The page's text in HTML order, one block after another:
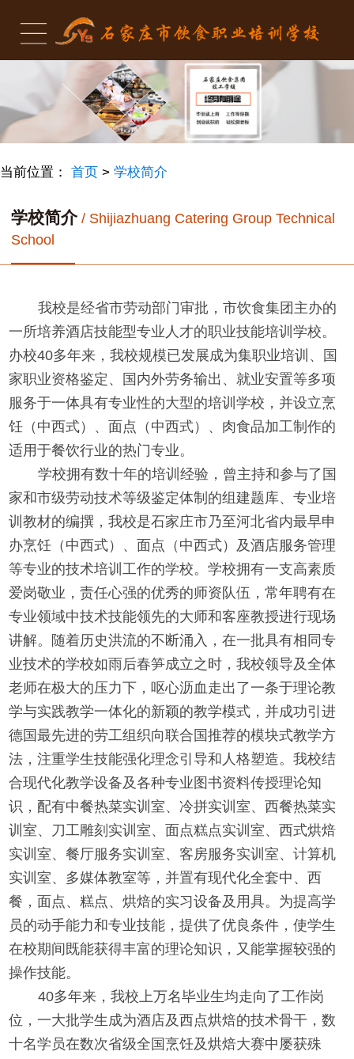
当前位置： 首页 > 学校简介
学校简介/ Shijiazhuang Catering Group Technical
School
我校是经省市劳动部门审批，市饮食集团主办的
一所培养酒店技能型专业人才的职业技能培训学校。
办校40多年来，我校规模已发展成为集职业培训、国
家职业资格鉴定、国内外劳务输出、就业安置等多项
服务于一体具有专业性的大型的培训学校，并设立烹
饪（中西式）、面点（中西式）、肉食品加工制作的
适用于餐饮行业的热门专业。
学校拥有数十年的培训经验，曾主持和参与了国
家和市级劳动技术等级鉴定体制的组建题库、专业培
训教材的编撰，我校是石家庄市乃至河北省内最早申
办烹饪（中西式）、面点（中西式）及酒店服务管理
等专业的技术培训工作的学校。学校拥有一支高素质
爱岗敬业，责任心强的优秀的师资队伍，常年聘有在
专业领域中技术技能领先的大师和客座教授进行现场
讲解。随着历史洪流的不断涌入，在一批具有相同专
业技术的学校如雨后春笋成立之时，我校领导及全体
老师在极大的压力下，呕心沥血走出了一条于理论教
学与实践教学一体化的新颖的教学模式，并成功引进
德国最先进的劳工组织向联合国推荐的模块式教学方
法，注重学生技能强化理念引导和人格塑造。我校结
合现代化教学设备及各种专业图书资料传授理论知
识，配有中餐热菜实训室、冷拼实训室、西餐热菜实
训室、刀工雕刻实训室、面点糕点实训室、西式烘焙
实训室、餐厅服务实训室、客房服务实训室、计算机
实训室、多媒体教室等，并置有现代化全套中、西
餐，面点、糕点、烘焙的实习设备及用具。为提高学
员的动手能力和专业技能，提供了优良条件，使学生
在校期间既能获得丰富的理论知识，又能掌握较强的
操作技能。
40多年来，我校上万名毕业生均走向了工作岗
位，一大批学生成为酒店及西点烘焙的技术骨干，数
十名学员在数次省级全国烹饪及烘焙大赛中屡获殊